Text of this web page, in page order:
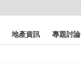
地產資訊 專題討論